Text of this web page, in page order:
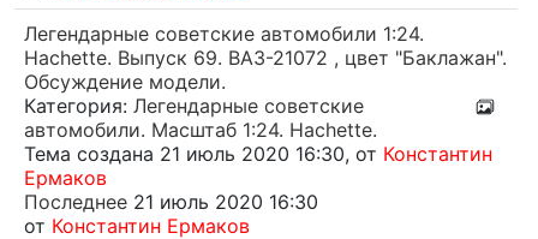
Легендарные советские автомобили 1:24.
Hachette. Выпуск 69. ВАЗ-21072 , цвет "Баклажан".
Обсуждение модели.
Категория: Легендарные советские
автомобили. Масштаб 1:24. Hachette.
Тема создана 21 июль 2020 16:30, от Константин
Ермаков
Последнее 21 июль 2020 16:30
от Константин Ермаков